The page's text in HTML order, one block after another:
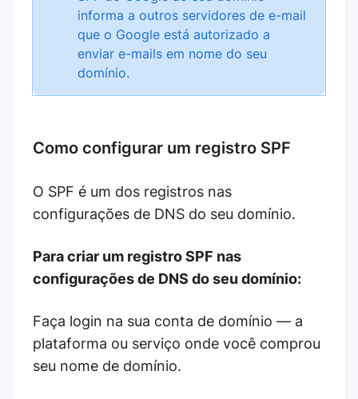
informa a outros servidores de e-mail
que o Google está autorizado a
enviar e-mails em nome do seu
domínio.
Como configurar um registro SPF
O SPF é um dos registros nas
configurações de DNS do seu domínio.
Para criar um registro SPF nas
configurações de DNS do seu domínio:
Faça login na sua conta de domínio — a
plataforma ou serviço onde você comprou
seu nome de domínio.